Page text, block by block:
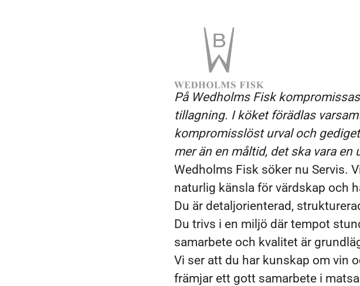
På Wedholms Fisk
tillagning. I köket förädlas
kompromisslöst urval och
mer än en måltid, det ska vara
Wedholms Fisk söker nu Servis.
naturlig känsla för värdskap och
Du är detaljorienterad,
Du trivs i en miljö där tempot
samarbete och kvalitet är
Vi ser att du har kunskap om vin
främjar ett gott samarbete i